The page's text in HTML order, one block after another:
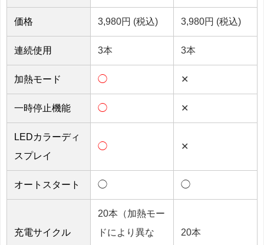
価格 3,980円 (税込) 3,980円 (税込)
連続使用 3本 3本
加熱モード ◯ ✕
一時停止機能 ◯ ✕
LEDカラーディ
スプレイ
◯ ✕
オートスタート ◯ ◯
充電サイクル
20本（加熱モー
ドにより異な
20本